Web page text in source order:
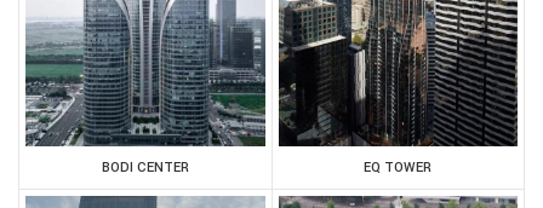
BODI CENTER EQ TOWER